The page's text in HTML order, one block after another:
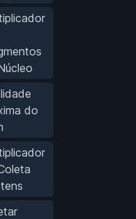
do